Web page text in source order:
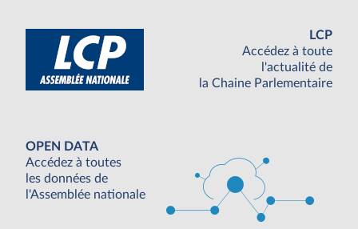
LCP
Accédez à toute
l'actualité de
la Chaine Parlementaire
OPEN DATA
Accédez à toutes
les données de
l'Assemblée nationale